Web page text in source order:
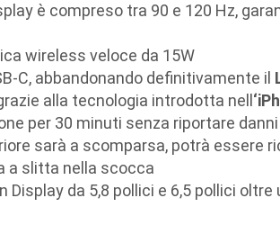
è compreso tra 90 e 120 Hz,
wireless veloce da 15W
C, abbandonando definitivamente il
alla tecnologia introdotta nell
per 30 minuti senza riportare danni
sarà a scomparsa, potrà essere
a slitta nella scocca
Display da 5,8 pollici e 6,5 pollici